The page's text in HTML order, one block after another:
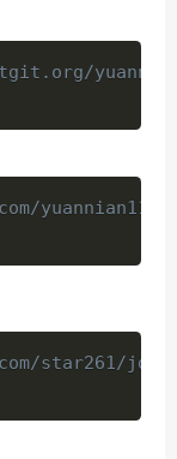
star261/